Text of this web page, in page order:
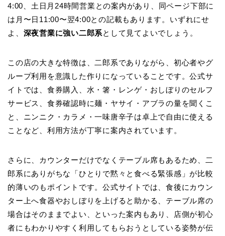
4:00、土日月24時間営業との案内があり、同ページ下部に
は月〜日11:00〜翌4:00との記載もあります。いずれにせ
よ、 深夜営業に強い二郎系として見てよいでしょう。
この店の大きな特徴は、二郎系でありながら、初心者やグ
ループ利用を意識した作りになっていることです。公式サ
イトでは、食券購入、水・箸・レンゲ・おしぼりのセルフ
サービス、食券確認時に麺・ヤサイ・アブラの量を聞くこ
と、ニンニク・カラメ・一味唐辛子は卓上で自由に使える
ことなど、利用方法が丁寧に案内されています。
さらに、カウンターだけでなくテーブル席もあるため、二
郎系にありがちな「ひとりで黙々と食べる緊張感」が比較
的薄いのもポイントです。公式サイトでは、食後にカウン
ター上へ食器やおしぼりを上げると助かる、テーブル席の
場合はそのままでよい、といった案内もあり、店側が初心
者にもわかりやすく利用してもらおうとしている姿勢が伝